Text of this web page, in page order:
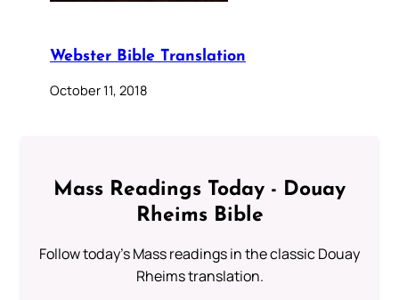
Webster Bible Translation
October 11, 2018
Mass Readings Today - Douay
Rheims Bible
Follow today's Mass readings in the classic Douay
Rheims translation.